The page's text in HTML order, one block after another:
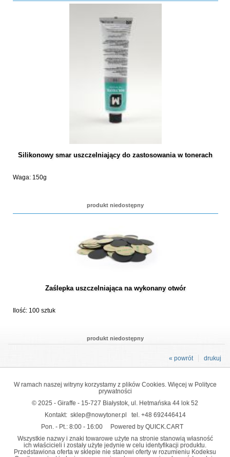
Silikonowy smar uszczelniający do zastosowania w tonerach
Waga: 150g
produkt niedostępny
Zaślepka uszczelniająca na wykonany otwór
Ilość: 100 sztuk
produkt niedostępny
drukuj
« powrót
W ramach naszej witryny korzystamy z plików Cookies. Więcej w Polityce
prywatności
© 2025 - Giraffe - 15-727 Białystok, ul. Hetmańska 44 lok 52
Kontakt: sklep@nowytoner.pl tel. +48 692446414
Pon. - Pt.: 8:00 - 16:00
Powered by QUICK.CART
Wszystkie nazwy i znaki towarowe użyte na stronie stanowią własność
ich właścicieli i zostały użyte jedynie w celu identyfikacji produktu.
Przedstawiona oferta w sklepie nie stanowi oferty w rozumieniu Kodeksu